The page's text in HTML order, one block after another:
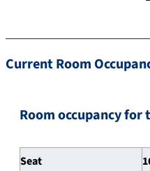
Current Room
Room occupancy for
Seat